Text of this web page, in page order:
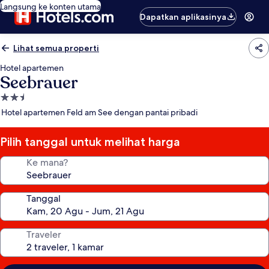
Langsung ke konten utama
Dapatkan aplikasinya
Lihat semua properti
Hotel apartemen
Seebrauer
Properti
bintang
Hotel apartemen Feld am See dengan pantai pribadi
Pilih tanggal untuk melihat harga
Ke mana?
Tanggal
Traveler